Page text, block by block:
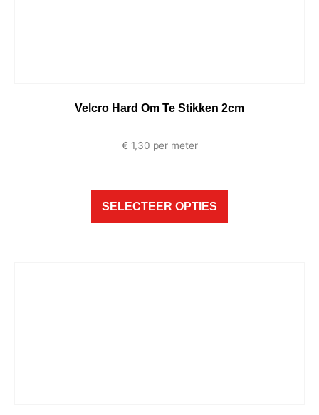
Velcro Hard Om Te Stikken 2cm
€ 1,30 per meter